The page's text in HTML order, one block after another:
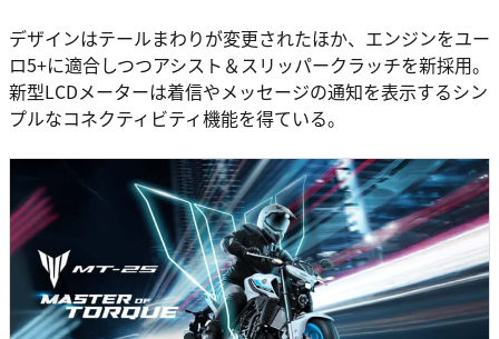
デザインはテールまわりが変更されたほか、エンジンをユー
ロ5+に適合しつつアシスト＆スリッパークラッチを新採用。
新型LCDメーターは着信やメッセージの通知を表示するシン
プルなコネクティビティ機能を得ている。